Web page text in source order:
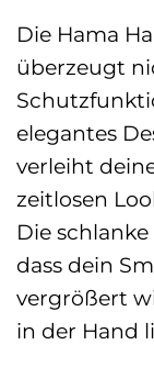
Die Hama
überzeugt
elegantes
verleiht
zeitlosen
Die
dass dein
vergrößert
in der Hand